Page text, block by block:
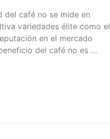
del café no se mide en
variedades élite como el
en el mercado
del café no es …